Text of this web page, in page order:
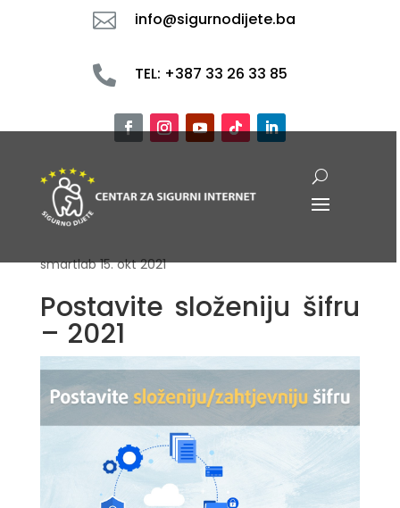
 info@sigurnodijete.ba
 TEL: +387 33 26 33 85
smartlab 15. okt 2021
Postavite složeniju šifru
– 2021